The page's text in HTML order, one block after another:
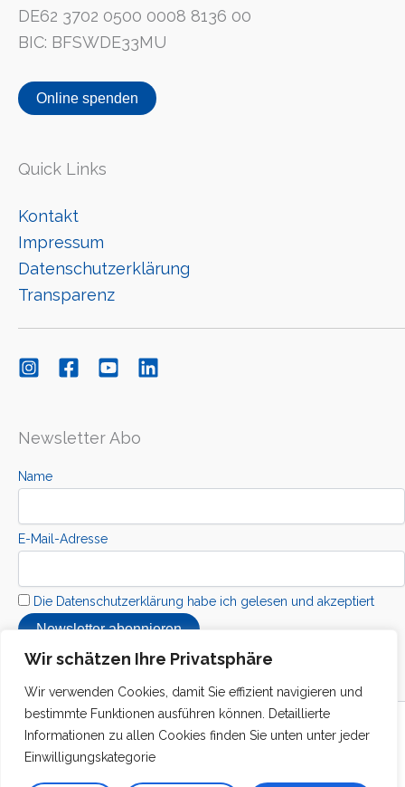
Wir schätzen Ihre Privatsphäre
Wir verwenden Cookies, damit Sie effizient navigieren und
bestimmte Funktionen ausführen können. Detaillierte
Informationen zu allen Cookies finden Sie unten unter jeder
Einwilligungskategorie
DE62 3702 0500 0008 8136 00
BIC: BFSWDE33MU
Online spenden
Quick Links
Kontakt
Impressum
Datenschutzerklärung
Transparenz
Newsletter Abo
Name
E-Mail-Adresse
Die Datenschutzerklärung habe ich gelesen und akzeptiert
Copyright © 2026 Kolibri Interkuturelle Stiftung